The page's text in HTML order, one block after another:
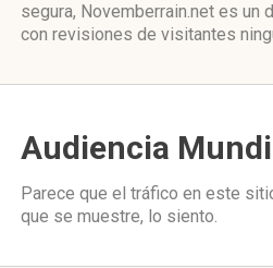
segura, Novemberrain.net es un
con revisiones de visitantes
Audiencia
Parece que el tráfico en este
que se muestre, lo siento.